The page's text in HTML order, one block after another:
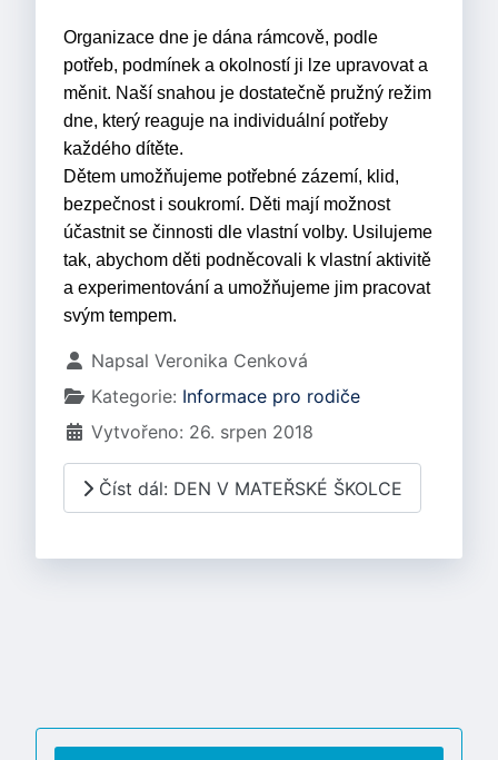
Organizace dne je dána rámcově, podle
potřeb, podmínek a okolností ji lze upravovat a
měnit. Naší snahou je dostatečně pružný režim
dne, který reaguje na individuální potřeby
každého dítěte.
Dětem umožňujeme potřebné zázemí, klid,
bezpečnost i soukromí. Děti mají možnost
účastnit se činnosti dle vlastní volby. Usilujeme
tak, abychom děti podněcovali k vlastní aktivitě
a experimentování a umožňujeme jim pracovat
svým tempem.
Základní údaje
Napsal Veronika Cenková
Kategorie: Informace pro rodiče
Vytvořeno: 26. srpen 2018
Číst dál: DEN V MATEŘSKÉ ŠKOLCE